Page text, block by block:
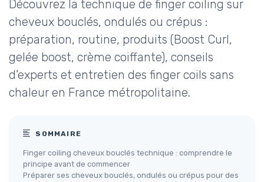
Découvrez la technique de finger coiling sur
cheveux bouclés, ondulés ou crépus :
préparation, routine, produits (Boost Curl,
gelée boost, crème coiffante), conseils
d’experts et entretien des finger coils sans
chaleur en France métropolitaine.
SOMMAIRE
Finger coiling cheveux bouclés technique : comprendre le
principe avant de commencer
Préparer ses cheveux bouclés, ondulés ou crépus pour des